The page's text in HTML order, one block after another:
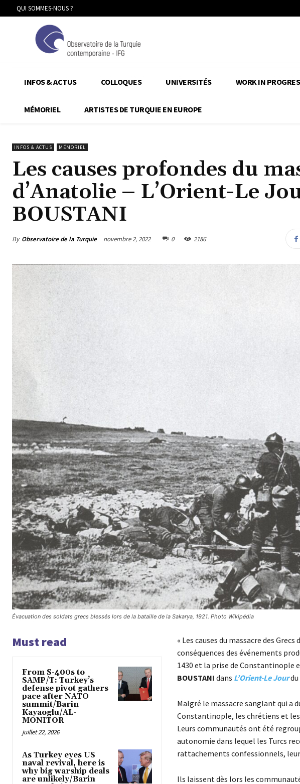
QUI SOMMES-NOUS ?
INFOS & ACTUS COLLOQUES UNIVERSITÉS WORK IN
MÉMORIEL ARTISTES DE TURQUIE EN EUROPE
INFOS & ACTUS MÉMORIEL
Les causes profondes du
d’Anatolie – L’Orient-Le
BOUSTANI
By Observatoire de la Turquie novembre 2, 2022 0 2186
Évacuation des soldats grecs blessés lors de la bataille de la Sakarya, 1921. Photo Wikipédia
Must read
From S-400s to
SAMP/T: Turkey’s
defense pivot gathers
pace after NATO
summit/Barin
Kayaoglu/AL-
MONITOR
juillet 22, 2026
As Turkey eyes US
naval revival, here is
why big warship deals
are unlikely/Barin
« Les causes du massacre des
conséquences des événements
1430 et la prise de Constantinople
BOUSTANI dans L’Orient-Le Jourdu
Malgré le massacre sanglant qui a
Constantinople, les chrétiens et
Leurs communautés ont été
autonomie dans lequel les Turcs
rattachements confessionnels,
Ils laissent dès lors les